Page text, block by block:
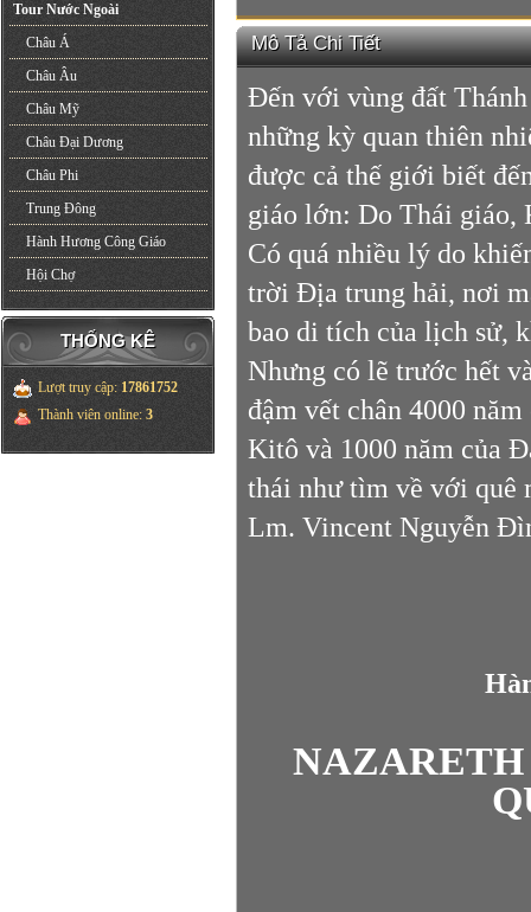
Tour Nước Ngoài
Châu Á
Châu Âu
Châu Mỹ
Châu Đại Dương
Châu Phi
Trung Đông
Hành Hương Công Giáo
Hội Chợ
THỐNG KÊ
Lượt truy cập: 17861752
Thành viên online: 3
Mô Tả Chi Tiết
Đến với vùng đất
những kỳ quan thiên
được cả thế giới biết
giáo lớn: Do Thái giáo,
Có quá nhiều lý do
trời Địa trung hải, nơi
bao di tích của lịch sử,
Nhưng có lẽ trước hết
đậm vết chân 4000
Kitô và 1000 năm của
thái như tìm về với quê
Lm. Vincent Nguyễn